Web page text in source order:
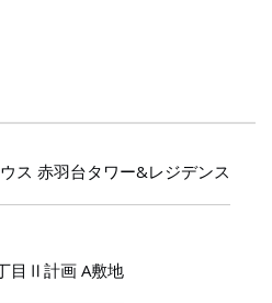
ス 赤羽台タワー&レジデンス
目Ⅱ計画 A敷地